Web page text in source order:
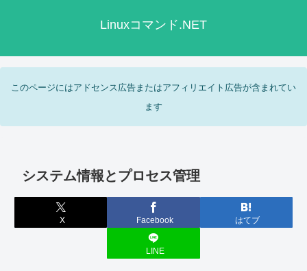
Linuxコマンド.NET
このページにはアドセンス広告またはアフィリエイト広告が含まれてい
ます
システム情報とプロセス管理
X Facebook はてブ
LINE